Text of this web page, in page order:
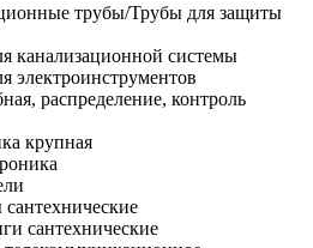
трубы/Трубы для защиты
канализационной системы
электроинструментов
распределение, контроль
крупная
сантехнические